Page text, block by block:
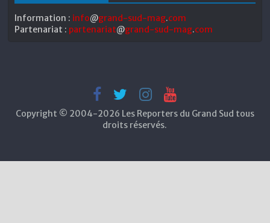
Information : info@grand-sud-mag.com
Partenariat : partenariat@grand-sud-mag.com
Copyright © 2004-2026 Les Reporters du Grand Sud tous
droits réservés.